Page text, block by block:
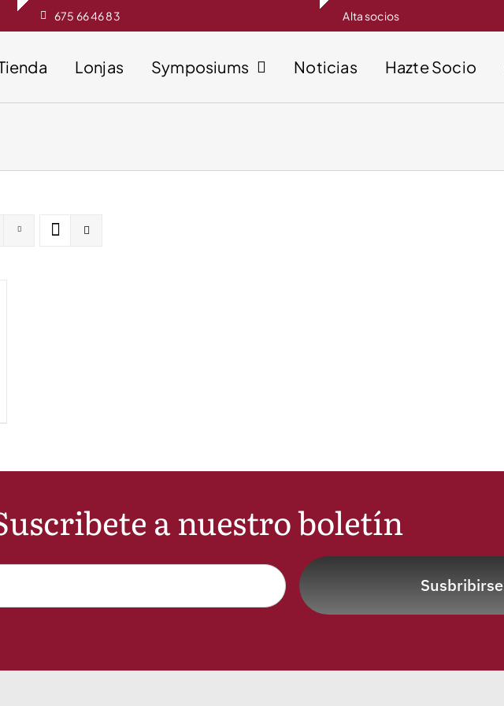
675 66 46 83 Alta socios
Lonjas Symposiums Noticias Hazte Socio
a nuestro boletín
Susbribirse